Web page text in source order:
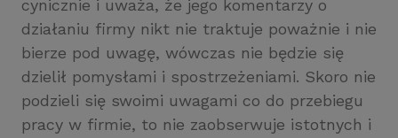
cynicznie i uważa, że jego komentarzy o
działaniu firmy nikt nie traktuje poważnie i nie
bierze pod uwagę, wówczas nie będzie się
dzielił pomysłami i spostrzeżeniami. Skoro nie
podzieli się swoimi uwagami co do przebiegu
pracy w firmie, to nie zaobserwuje istotnych i